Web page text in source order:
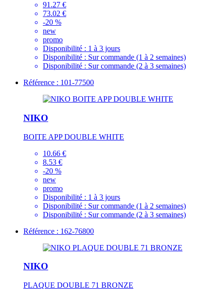
91.27 €
73.02 €
-20 %
new
promo
Disponibilité : 1 à 3 jours
Disponibilité : Sur commande (1 à 2 semaines)
Disponibilité : Sur commande (2 à 3 semaines)
Référence : 101-77500
NIKO
BOITE APP DOUBLE WHITE
10.66 €
8.53 €
-20 %
new
promo
Disponibilité : 1 à 3 jours
Disponibilité : Sur commande (1 à 2 semaines)
Disponibilité : Sur commande (2 à 3 semaines)
Référence : 162-76800
NIKO
PLAQUE DOUBLE 71 BRONZE